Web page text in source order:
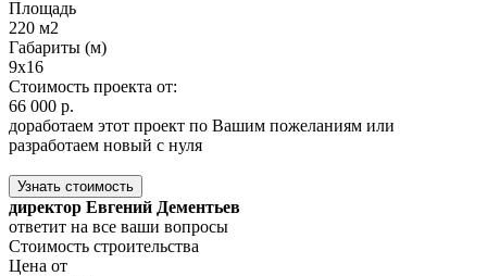
Площадь
220 м2
Габариты (м)
9x16
Стоимость проекта от:
66 000 р.
доработаем этот проект по Вашим пожеланиям или
разработаем новый с нуля
Узнать стоимость
директор Евгений Дементьев
ответит на все ваши вопросы
Стоимость строительства
Цена от